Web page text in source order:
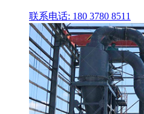
联系电话: 180 3780 8511